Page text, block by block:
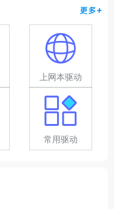
更多+
上网本驱动
常用驱动